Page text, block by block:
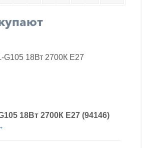
18Вт 2700К Е27 (94146)